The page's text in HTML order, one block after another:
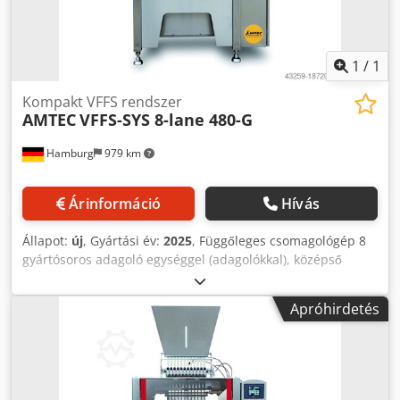
körülbelül 3 hetes szállítási időnk van az ügyfelek
specifikációi szerint gyártott gépekre. - Minden gép teljes
garanciával elérhető.
1 / 1
Hamburg 979 km
Kompakt VFFS rendszer
AMTECVFFS-SYS 8-lane 480-G
Árinformáció Hívás
Állapot: új, Gyártási év: 2025, Függőleges csomagológép 8
gyártósoros adagoló egységgel (adagolókkal), középső
hátsó varrással (alternatíva: 3- vagy 4-oldalas hegesztéssel
- felár ellenében) granulátum (cukor, só, stb.)
csomagolására szolgáló "stick pack" gyártásához. PLC és
színes érintőképernyő az OMRON-tól, öndiagnózis.
Pneumatikus alkatrészek az AIRTAC-tól, hőmérséklet PID az
OMRON-tól, elektronikai alkatrészek a SCHNEIDER-től és az
OMRON-tól. Fóliahajtás, AB konverter vezérlés,
Apróhirdetés